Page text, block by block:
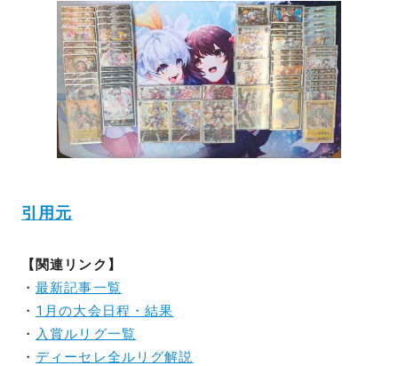
引用元
【関連リンク】
・最新記事一覧
・ 1月の大会日程・結果
・ 入賞ルリグ一覧
・ ディーセレ全ルリグ解説